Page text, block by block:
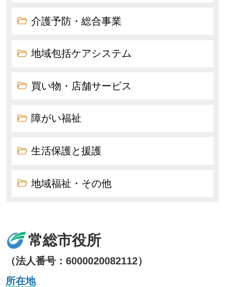
介護予防・総合事業
地域包括ケアシステム
買い物・店舗サービス
障がい福祉
生活保護と援護
地域福祉・その他
常総市役所
（法人番号：6000020082112）
所在地